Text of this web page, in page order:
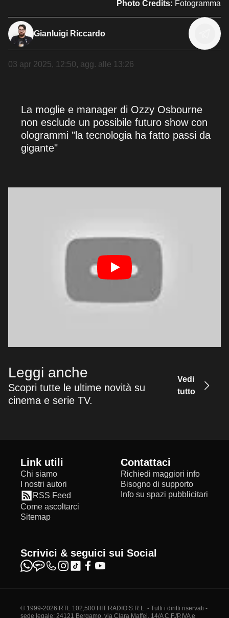
Photo Credits: Fotogramma
Gianluigi Riccardo
03 apr 2025, 12:50, agg. alle 13:26
La moglie e manager di Ozzy Osbourne
non esclude un possibile futuro show con
ologrammi "la tecnologia ha fatto passi da
gigante"
Leggi anche
Scopri tutte le ultime novità su
cinema e serie TV.
Vedi
tutto
Link utili
Chi siamo
I nostri autori
RSS Feed
Come ascoltarci
Sitemap
Contattaci
Richiedi maggiori info
Bisogno di supporto
Info su spazi pubblicitari
Scrivici & seguici sui Social
© 1999-2026 RTL 102,500 HIT RADIO S.R.L. - Tutti i diritti riservati -
sede legale: 24121 Bergamo, via Clara Maffei, 14/A C.F./P.IVA e